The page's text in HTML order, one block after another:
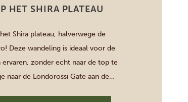
HET SHIRA PLATEAU
Shira plateau, halverwege de
Deze wandeling is ideaal voor de
zonder echt naar de top te
naar de Londorossi Gate aan de